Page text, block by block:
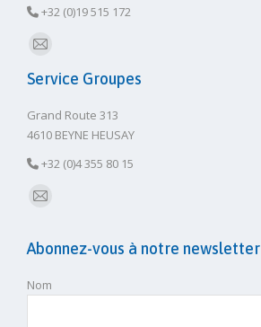
+32 (0)19 515 172
E-
mail
Service Groupes
Grand Route 313
4610 BEYNE HEUSAY
+32 (0)4 355 80 15
E-
Abonnez-vous à notre newsletter
Nom